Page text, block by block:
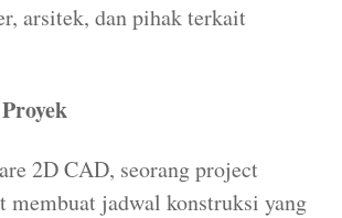
arsitek, dan pihak terkait
2D CAD, seorang project
membuat jadwal konstruksi yang